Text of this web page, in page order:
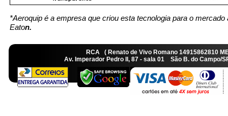
*Aeroquip é a empresa que criou esta tecnologia para o
Eaton.
RCA ( Renato de Vivo Romano
Av. Imperador Pedro II, 87 - sala 01 São B. do